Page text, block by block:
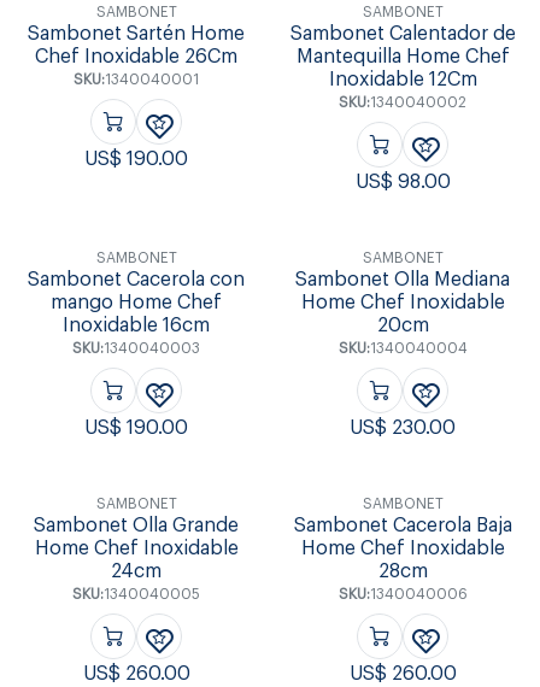
SAMBONET
Sambonet Sartén Home
Chef Inoxidable 26Cm
SKU:1340040001
US$190.00
SAMBONET
Sambonet Calentador de
Mantequilla Home Chef
Inoxidable 12Cm
SKU:1340040002
US$ 98.00
SAMBONET
Sambonet Cacerola con
mango Home Chef
Inoxidable 16cm
SKU:1340040003
US$190.00
SAMBONET
Sambonet Olla Mediana
Home Chef Inoxidable
20cm
SKU:1340040004
US$ 230.00
SAMBONET
Sambonet Olla Grande
Home Chef Inoxidable
24cm
SKU:1340040005
US$ 260.00
SAMBONET
Sambonet Cacerola Baja
Home Chef Inoxidable
28cm
SKU:1340040006
US$ 260.00